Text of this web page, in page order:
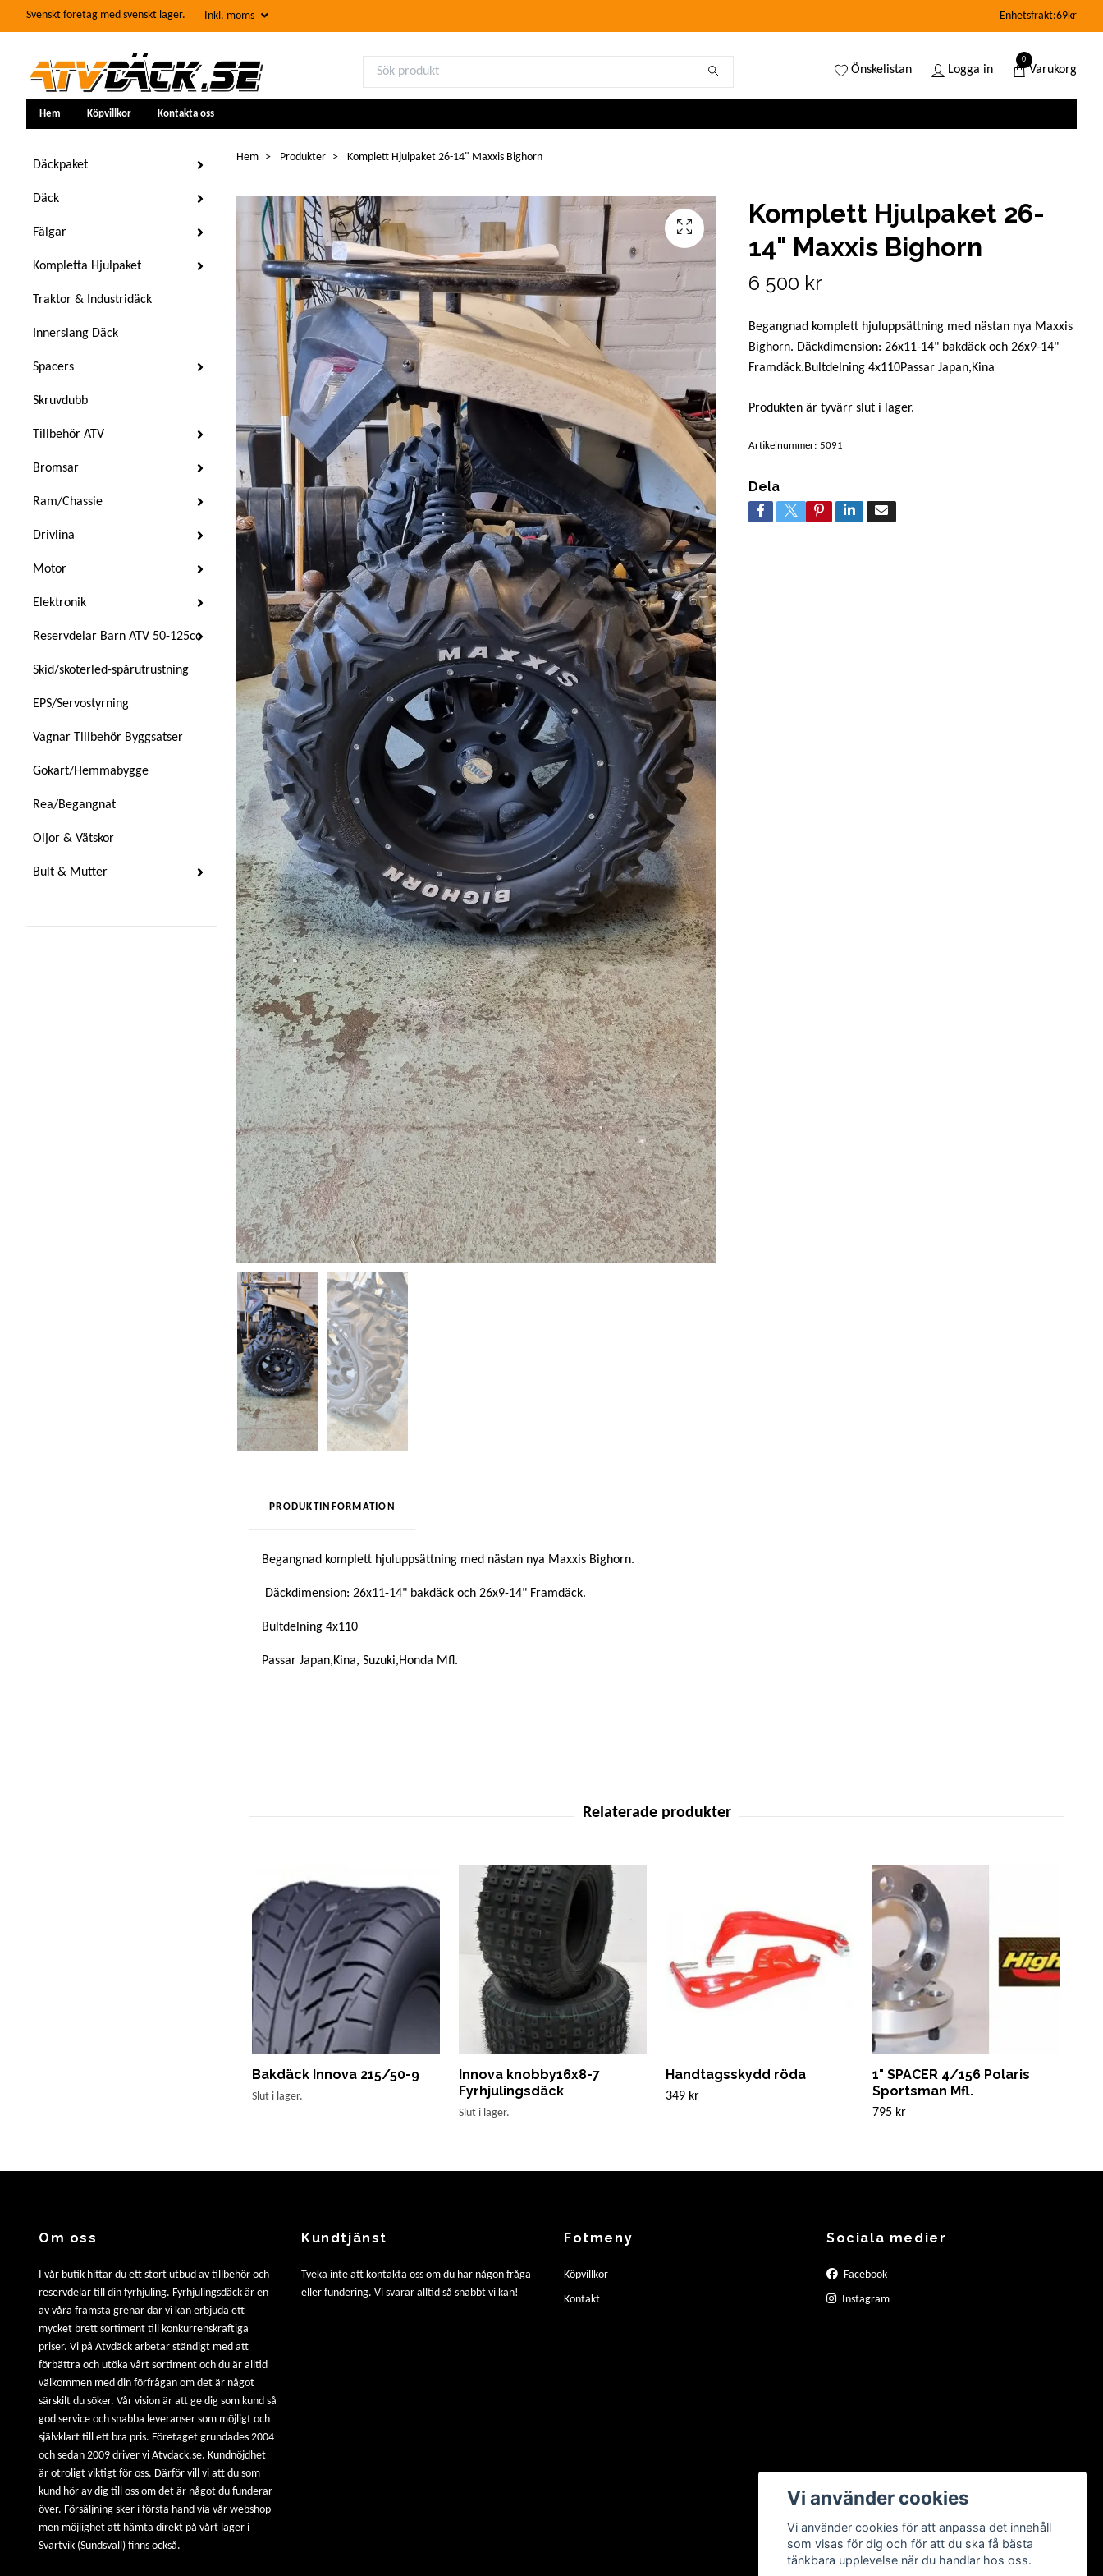
Svenskt företag med svenskt lager. Inkl. moms Enhetsfrakt:69kr
Önskelistan Logga in
0
Varukorg
Hem Köpvillkor Kontakta oss
Däckpaket
Däck
Fälgar
Kompletta Hjulpaket
Traktor & Industridäck
Innerslang Däck
Spacers
Skruvdubb
Tillbehör ATV
Bromsar
Ram/Chassie
Drivlina
Motor
Elektronik
Reservdelar Barn ATV 50-125cc
Skid/skoterled-spårutrustning
EPS/Servostyrning
Vagnar Tillbehör Byggsatser
Gokart/Hemmabygge
Rea/Begangnat
Oljor & Vätskor
Bult & Mutter
Hem Produkter Komplett Hjulpaket 26-14" Maxxis Bighorn
Komplett Hjulpaket 26-
14" Maxxis Bighorn
6 500 kr
Begangnad komplett hjuluppsättning med nästan nya Maxxis
Bighorn. Däckdimension: 26x11-14" bakdäck och 26x9-14"
Framdäck.Bultdelning 4x110Passar Japan,Kina
Produkten är tyvärr slut i lager.
Artikelnummer: 5091
Dela
PRODUKTINFORMATION
Begangnad komplett hjuluppsättning med nästan nya Maxxis Bighorn.
Däckdimension: 26x11-14" bakdäck och 26x9-14" Framdäck.
Bultdelning 4x110
Passar Japan,Kina, Suzuki,Honda Mfl.
Bakdäck Innova 215/50-9
Slut i lager.
Innova knobby16x8-7
Fyrhjulingsdäck
Slut i lager.
Handtagsskydd röda
349 kr
1" SPACER 4/156 Polaris
Sportsman Mfl.
795 kr
Om oss
I vår butik hittar du ett stort utbud av tillbehör och
reservdelar till din fyrhjuling. Fyrhjulingsdäck är en
av våra främsta grenar där vi kan erbjuda ett
mycket brett sortiment till konkurrenskraftiga
priser. Vi på Atvdäck arbetar ständigt med att
förbättra och utöka vårt sortiment och du är alltid
välkommen med din förfrågan om det är något
särskilt du söker. Vår vision är att ge dig som kund så
god service och snabba leveranser som möjligt och
självklart till ett bra pris. Företaget grundades 2004
och sedan 2009 driver vi Atvdack.se. Kundnöjdhet
är otroligt viktigt för oss. Därför vill vi att du som
kund hör av dig till oss om det är något du funderar
över. Försäljning sker i första hand via vår webshop
men möjlighet att hämta direkt på vårt lager i
Svartvik (Sundsvall) finns också.
Kundtjänst
Tveka inte att kontakta oss om du har någon fråga
eller fundering. Vi svarar alltid så snabbt vi kan!
Fotmeny
Köpvillkor
Kontakt
Sociala medier
Facebook
Instagram
Vi använder cookies
Vi använder cookies för att anpassa det innehåll
som visas för dig och för att du ska få bästa
tänkbara upplevelse när du handlar hos oss.